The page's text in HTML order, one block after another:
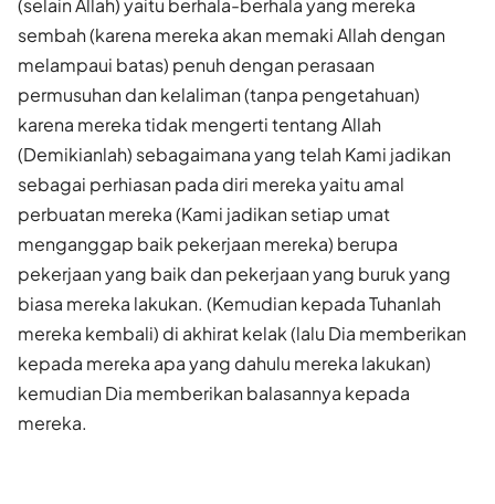
(selain Allah) yaitu berhala-berhala yang mereka
sembah (karena mereka akan memaki Allah dengan
melampaui batas) penuh dengan perasaan
permusuhan dan kelaliman (tanpa pengetahuan)
karena mereka tidak mengerti tentang Allah
(Demikianlah) sebagaimana yang telah Kami jadikan
sebagai perhiasan pada diri mereka yaitu amal
perbuatan mereka (Kami jadikan setiap umat
menganggap baik pekerjaan mereka) berupa
pekerjaan yang baik dan pekerjaan yang buruk yang
biasa mereka lakukan. (Kemudian kepada Tuhanlah
mereka kembali) di akhirat kelak (lalu Dia memberikan
kepada mereka apa yang dahulu mereka lakukan)
kemudian Dia memberikan balasannya kepada
mereka.